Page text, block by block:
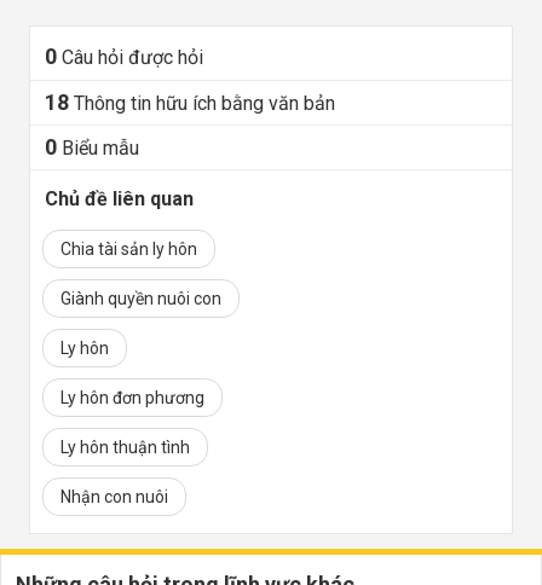
0 Câu hỏi được hỏi
18 Thông tin hữu ích bằng văn bản
0 Biểu mẫu
Chủ đề liên quan
Chia tài sản ly hôn
Giành quyền nuôi con
Ly hôn
Ly hôn đơn phương
Ly hôn thuận tình
Nhận con nuôi